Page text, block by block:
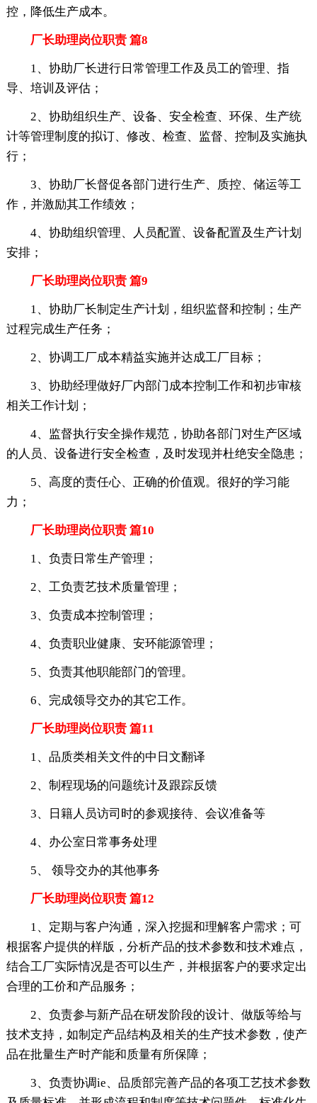
控，降低生产成本。
厂长助理岗位职责 篇8
1、协助厂长进行日常管理工作及员工的管理、指
导、培训及评估；
2、协助组织生产、设备、安全检查、环保、生产统
计等管理制度的拟订、修改、检查、监督、控制及实施执
行；
3、协助厂长督促各部门进行生产、质控、储运等工
作，并激励其工作绩效；
4、协助组织管理、人员配置、设备配置及生产计划
安排；
厂长助理岗位职责 篇9
1、协助厂长制定生产计划，组织监督和控制；生产
过程完成生产任务；
2、协调工厂成本精益实施并达成工厂目标；
3、协助经理做好厂内部门成本控制工作和初步审核
相关工作计划；
4、监督执行安全操作规范，协助各部门对生产区域
的人员、设备进行安全检查，及时发现并杜绝安全隐患；
5、高度的责任心、正确的价值观。很好的学习能
力；
厂长助理岗位职责 篇10
1、负责日常生产管理；
2、工负责艺技术质量管理；
3、负责成本控制管理；
4、负责职业健康、安环能源管理；
5、负责其他职能部门的管理。
6、完成领导交办的其它工作。
厂长助理岗位职责 篇11
1、品质类相关文件的中日文翻译
2、制程现场的问题统计及跟踪反馈
3、日籍人员访司时的参观接待、会议准备等
4、办公室日常事务处理
5、 领导交办的其他事务
厂长助理岗位职责 篇12
1、定期与客户沟通，深入挖掘和理解客户需求；可
根据客户提供的样版，分析产品的技术参数和技术难点，
结合工厂实际情况是否可以生产，并根据客户的要求定出
合理的工价和产品服务；
2、负责参与新产品在研发阶段的设计、做版等给与
技术支持，如制定产品结构及相关的生产技术参数，使产
品在批量生产时产能和质量有所保障；
3、负责协调ie、品质部完善产品的各项工艺技术参数